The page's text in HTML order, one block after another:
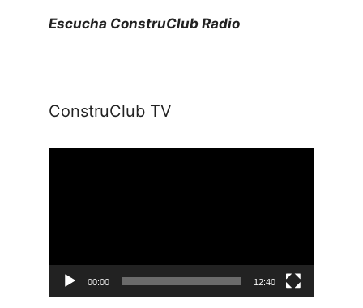
Escucha ConstruClub Radio
ConstruClub TV
00:00 12:40